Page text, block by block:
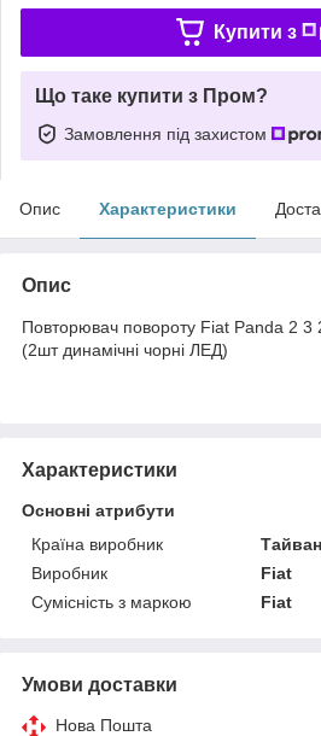
Купити з
Що таке купити з Пром?
Замовлення під захистом
Опис Характеристики
Опис
Повторювач повороту Fiat Panda 2 3
(2шт динамічні чорні ЛЕД)
Характеристики
Основні атрибути
Країна виробник
Виробник
Fiat
Сумісність з маркою
Fiat
Умови доставки
Нова Пошта